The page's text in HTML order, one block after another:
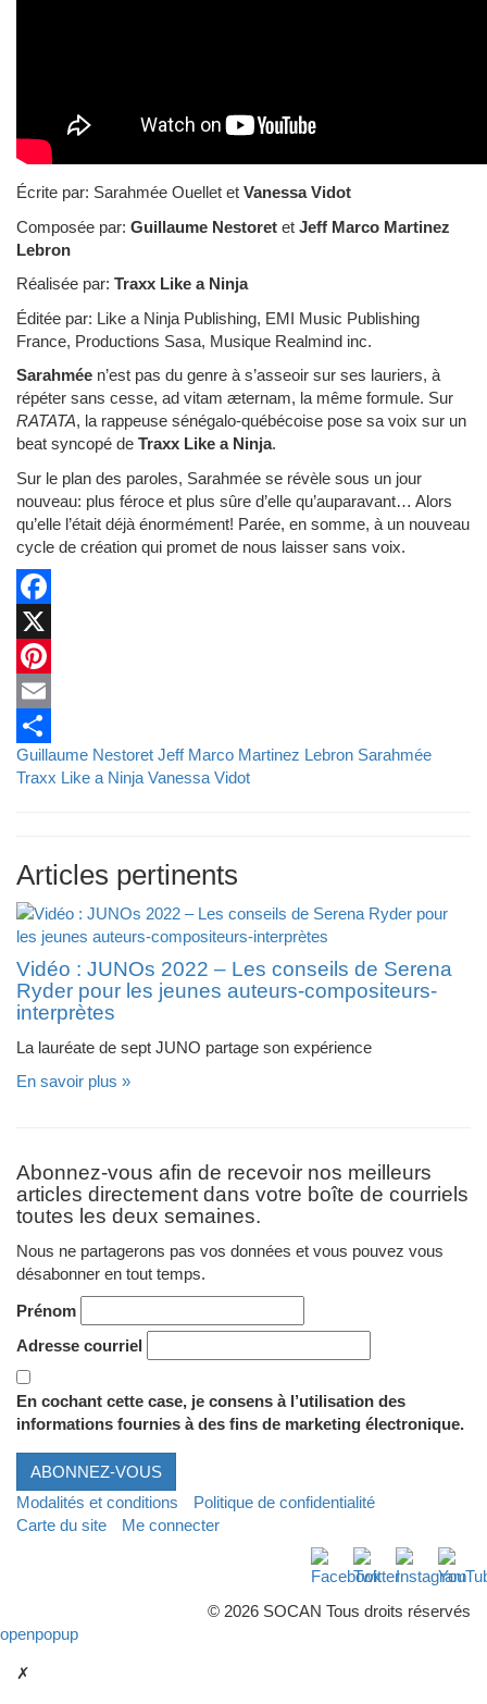
Écrite par: Sarahmée Ouellet et Vanessa Vidot
Composée par: Guillaume Nestoret et Jeff Marco Martinez
Lebron
Réalisée par: Traxx Like a Ninja
Éditée par: Like a Ninja Publishing, EMI Music Publishing
France, Productions Sasa, Musique Realmind inc.
Sarahmée n’est pas du genre à s’asseoir sur ses lauriers, à
répéter sans cesse, ad vitam æternam, la même formule. Sur
RATATA, la rappeuse sénégalo-québécoise pose sa voix sur un
beat syncopé de Traxx Like a Ninja.
Sur le plan des paroles, Sarahmée se révèle sous un jour
nouveau: plus féroce et plus sûre d’elle qu’auparavant… Alors
qu’elle l’était déjà énormément! Parée, en somme, à un nouveau
cycle de création qui promet de nous laisser sans voix.
Facebook
X
Pinterest
Email
Partager
Guillaume Nestoret Jeff Marco Martinez Lebron Sarahmée
Traxx Like a Ninja Vanessa Vidot
Articles pertinents
Vidéo : JUNOs 2022 – Les conseils de Serena
Ryder pour les jeunes auteurs-compositeurs-
interprètes
La lauréate de sept JUNO partage son expérience
En savoir plus »
Abonnez-vous afin de recevoir nos meilleurs
articles directement dans votre boîte de courriels
toutes les deux semaines.
Nous ne partagerons pas vos données et vous pouvez vous
désabonner en tout temps.
Prénom
Adresse courriel
En cochant cette case, je consens à l’utilisation des
informations fournies à des fins de marketing électronique.
ABONNEZ-VOUS
Modalités et conditions
Politique de confidentialité
Carte du site
Me connecter
© 2026 SOCAN Tous droits réservés
openpopup
✗